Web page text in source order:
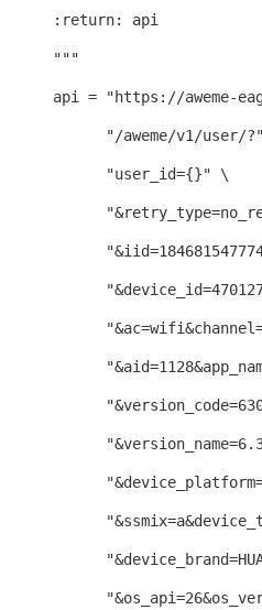
:return: api
"""
api = "https://aweme-
"/aweme/v1/user/?"
"user_id={}" \